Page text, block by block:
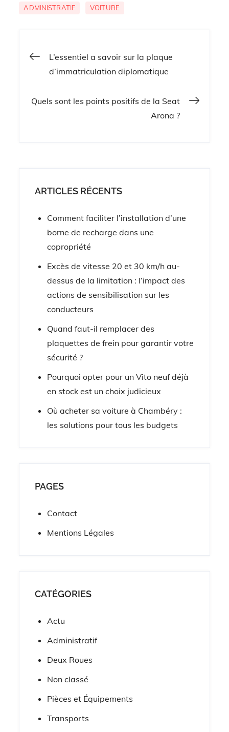
votre vehicule
ADMINISTRATIF VOITURE
Navigation
L’essentiel a savoir sur la plaque
d’immatriculation diplomatique
Quels sont les points positifs de la Seat
Arona ?
ARTICLES RÉCENTS
Comment faciliter l’installation d’une
borne de recharge dans une
copropriété
Excès de vitesse 20 et 30 km/h au-
dessus de la limitation : l’impact des
actions de sensibilisation sur les
conducteurs
Quand faut-il remplacer des
plaquettes de frein pour garantir votre
sécurité ?
Pourquoi opter pour un Vito neuf déjà
en stock est un choix judicieux
Où acheter sa voiture à Chambéry :
les solutions pour tous les budgets
PAGES
Contact
Mentions Légales
CATÉGORIES
Actu
Administratif
Deux Roues
Non classé
Pièces et Équipements
Transports